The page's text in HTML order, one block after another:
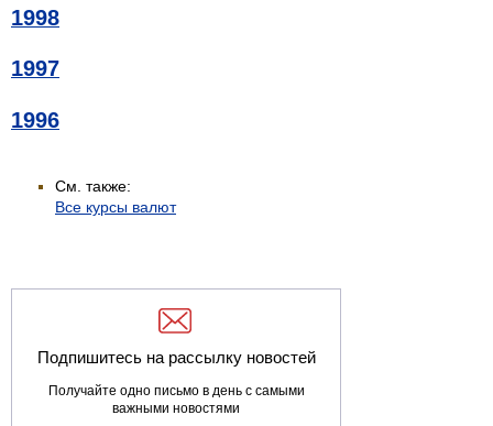
1998
1997
1996
См. также:
Все курсы валют
Подпишитесь на рассылку новостей
Получайте одно письмо в день с самыми
важными новостями